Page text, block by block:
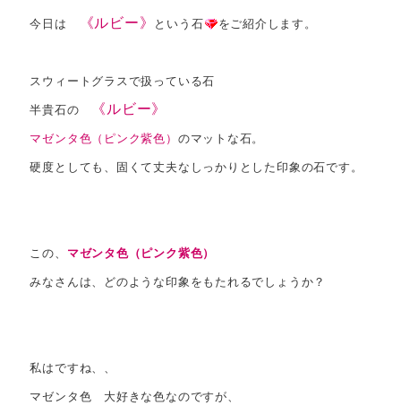
今日は 《ルビー》 という石 をご紹介します。
スウィートグラスで扱っている石
半貴石の 《ルビー》
マゼンタ色（ピンク紫色） のマットな石。
硬度としても、固くて丈夫なしっかりとした印象の石です。
この、 マゼンタ色（ピンク紫色）
みなさんは、どのような印象をもたれるでしょうか？
私はですね、、
マゼンタ色 大好きな色なのですが、